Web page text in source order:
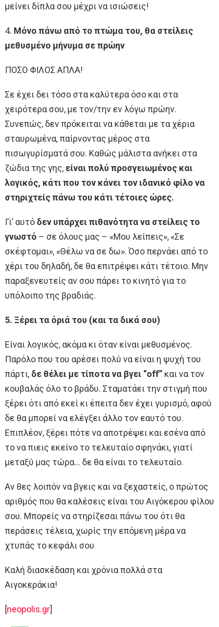
μείνει δίπλα σου μέχρι να ισιώσεις!
4. Mόνο πάνω από το πτώμα του, θα στείλεις
μεθυσμένο μήνυμα σε πρώην
ΠΟΣΟ ΦΙΛΟΣ ΑΠΛΑ!
Σε έχει δει τόσο στα καλύτερα όσο και στα
χειρότερα σου, με τον/την εν λόγω πρώην.
Συνεπώς, δεν πρόκειται να κάθεται με τα χέρια
σταυρωμένα, παίρνοντας μέρος στα
πισωγυρίσματά σου. Καθώς μάλιστα ανήκει στα
ζώδια της γης, είναι πολύ προσγειωμένος και
λογικός, κάτι που τον κάνει τον ιδανικό φίλο να
στηριχτείς πάνω του κάτι τέτοιες ώρες.
Γι’ αυτό δεν υπάρχει πιθανότητα να στείλεις το
γνωστό – σε όλους μας – «Μου λείπεις», «Σε
σκέφτομαι», «Θέλω να σε δω». Όσο περνάει από το
χέρι του δηλαδή, δε θα επιτρέψει κάτι τέτοιο. Μην
παραξενευτείς αν σου πάρει το κινητό για το
υπόλοιπο της βραδιάς.
5. Ξέρει τα όριά του (και τα δικά σου)
Είναι λογικός, ακόμα κι όταν είναι μεθυσμένος.
Παρόλο που του αρέσει πολύ να είναι η ψυχή του
πάρτι, δε θέλει με τίποτα να βγει “off” και να τον
κουβαλάς όλο το βράδυ. Σταματάει την στιγμή που
ξέρει ότι από εκεί κι έπειτα δεν έχει γυρισμό, αφού
δε θα μπορεί να ελέγξει άλλο τον εαυτό του.
Επιπλέον, ξέρει πότε να αποτρέψει και εσένα από
το να πιεις εκείνο το τελευταίο σφηνάκι, γιατί
μεταξύ μας τώρα… δε θα είναι το τελευταίο.
Αν θες λοιπόν να βγεις και να ξεχαστείς, ο πρώτος
αριθμός που θα καλέσεις είναι του Αιγόκερου φίλου
σου. Μπορείς να στηρίζεσαι πάνω του ότι θα
περάσεις τέλεια, χωρίς την επόμενη μέρα να
χτυπάς το κεφάλι σου
Καλή διασκέδαση και χρόνια πολλά στα
Αιγοκεράκια!
[neopolis.gr]